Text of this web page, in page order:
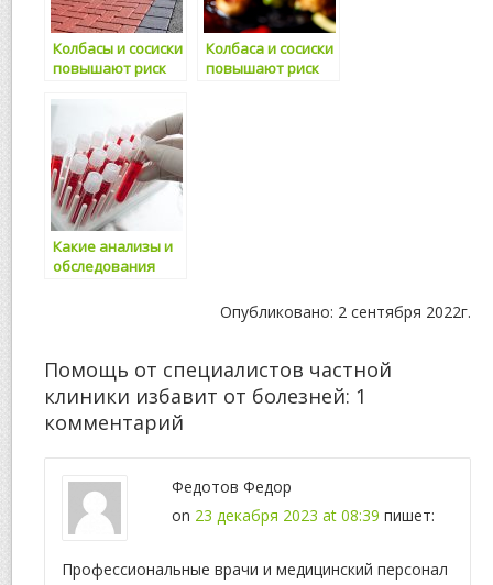
Колбасы и сосиски
повышают риск
болезней сердца
Колбаса и сосиски
повышают риск
Какие анализы и
обследования
Опубликовано: 2 сентября 2022г.
Помощь от специалистов частной
клиники избавит от болезней: 1
комментарий
Федотов Федор
on 23 декабря 2023 at 08:39 пишет:
Профессиональные врачи и медицинский персонал